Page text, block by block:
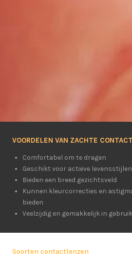
VOORDELEN VAN ZACHTE
Comfortabel om te dragen
Geschikt voor actieve levensstijlen
Bieden een breed gezichtsveld
Kunnen kleurcorrecties en
bieden
Veelzijdig en gemakkelijk in gebruik
Soorten contactlenzen